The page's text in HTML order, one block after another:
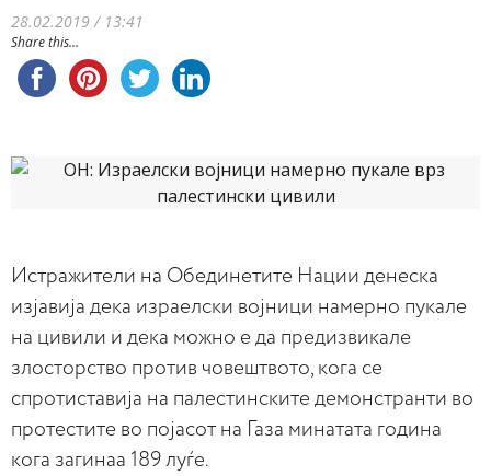
28.02.2019 / 13:41
Share this...
Истражители на Обединетите Нации денеска
изјавија дека израелски војници намерно пукале
на цивили и дека можно е да предизвикале
злосторство против човештвото, кога се
спротиставија на палестинските демонстранти во
протестите во појасот на Газа минатата година
кога загинаа 189 луѓе.